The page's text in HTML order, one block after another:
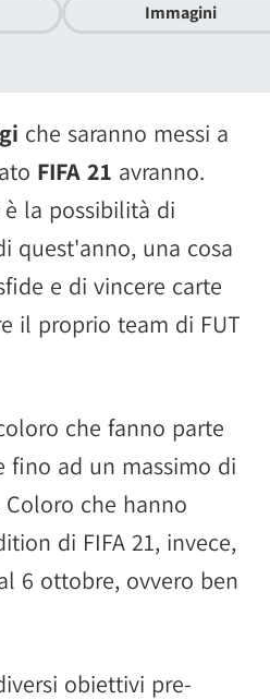
Immagini
che saranno messi a
FIFA 21 avranno.
la possibilità di
quest'anno, una cosa
e di vincere carte
il proprio team di FUT
che fanno parte
fino ad un massimo di
che hanno
di FIFA 21, invece,
6 ottobre, ovvero ben
obiettivi pre-